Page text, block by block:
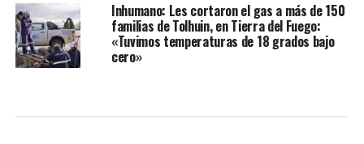
Inhumano: Les cortaron el gas a más de 150
familias de Tolhuin, en Tierra del Fuego:
«Tuvimos temperaturas de 18 grados bajo
cero»